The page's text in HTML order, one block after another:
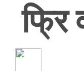
फ्रि